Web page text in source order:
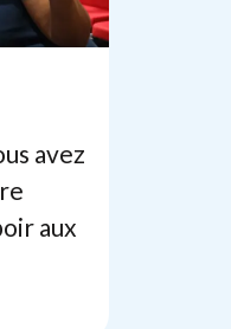
avez
aux